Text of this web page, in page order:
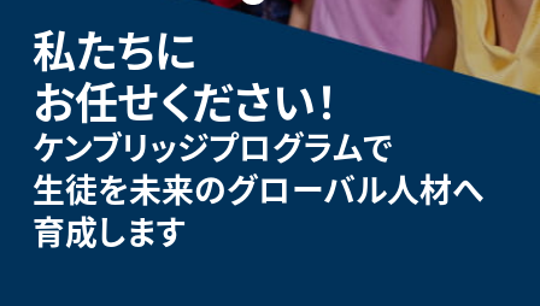
私たちに
お任せください！
ケンブリッジプログラムで
生徒を未来のグローバル人材へ
育成します